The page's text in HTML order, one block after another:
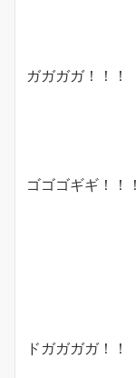
ガガガガ！！！
ゴゴゴギギ！！！
ドガガガガ！！